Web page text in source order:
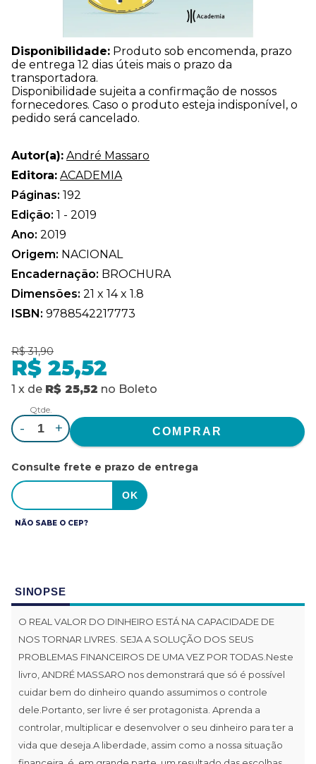
Disponibilidade: Produto sob encomenda, prazo
de entrega 12 dias úteis mais o prazo da
transportadora.
Disponibilidade sujeita a confirmação de nossos
fornecedores. Caso o produto esteja indisponível, o
pedido será cancelado.
Autor(a): André Massaro
Editora: ACADEMIA
Páginas: 192
Edição: 1 - 2019
Ano: 2019
Origem: NACIONAL
Encadernação: BROCHURA
Dimensões: 21 x 14 x 1.8
ISBN: 9788542217773
R$ 31,90
R$ 25,52
1 x de R$ 25,52 no Boleto
Qtde.
- +
Consulte frete e prazo de entrega
NÃO SABE O CEP?
SINOPSE
O REAL VALOR DO DINHEIRO ESTÁ NA CAPACIDADE DE
NOS TORNAR LIVRES. SEJA A SOLUÇÃO DOS SEUS
PROBLEMAS FINANCEIROS DE UMA VEZ POR TODAS.Neste
livro, ANDRÉ MASSARO nos demonstrará que só é possível
cuidar bem do dinheiro quando assumimos o controle
dele.Portanto, ser livre é ser protagonista. Aprenda a
controlar, multiplicar e desenvolver o seu dinheiro para ter a
vida que deseja.A liberdade, assim como a nossa situação